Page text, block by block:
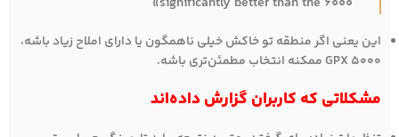
این یعنی اگر منطقه‌ تو خاکش خیلی ناهمگون یا دارای املاح زیاد باشه،
GPX 5000 ممکنه انتخاب مطمئن‌تری باشه.
مشکلاتی که کاربران گزارش داده‌اند